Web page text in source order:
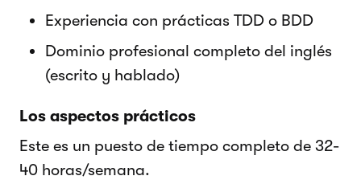
Experiencia con prácticas TDD o BDD
Dominio profesional completo del inglés
(escrito y hablado)
Los aspectos prácticos
Este es un puesto de tiempo completo de 32-
40 horas/semana.